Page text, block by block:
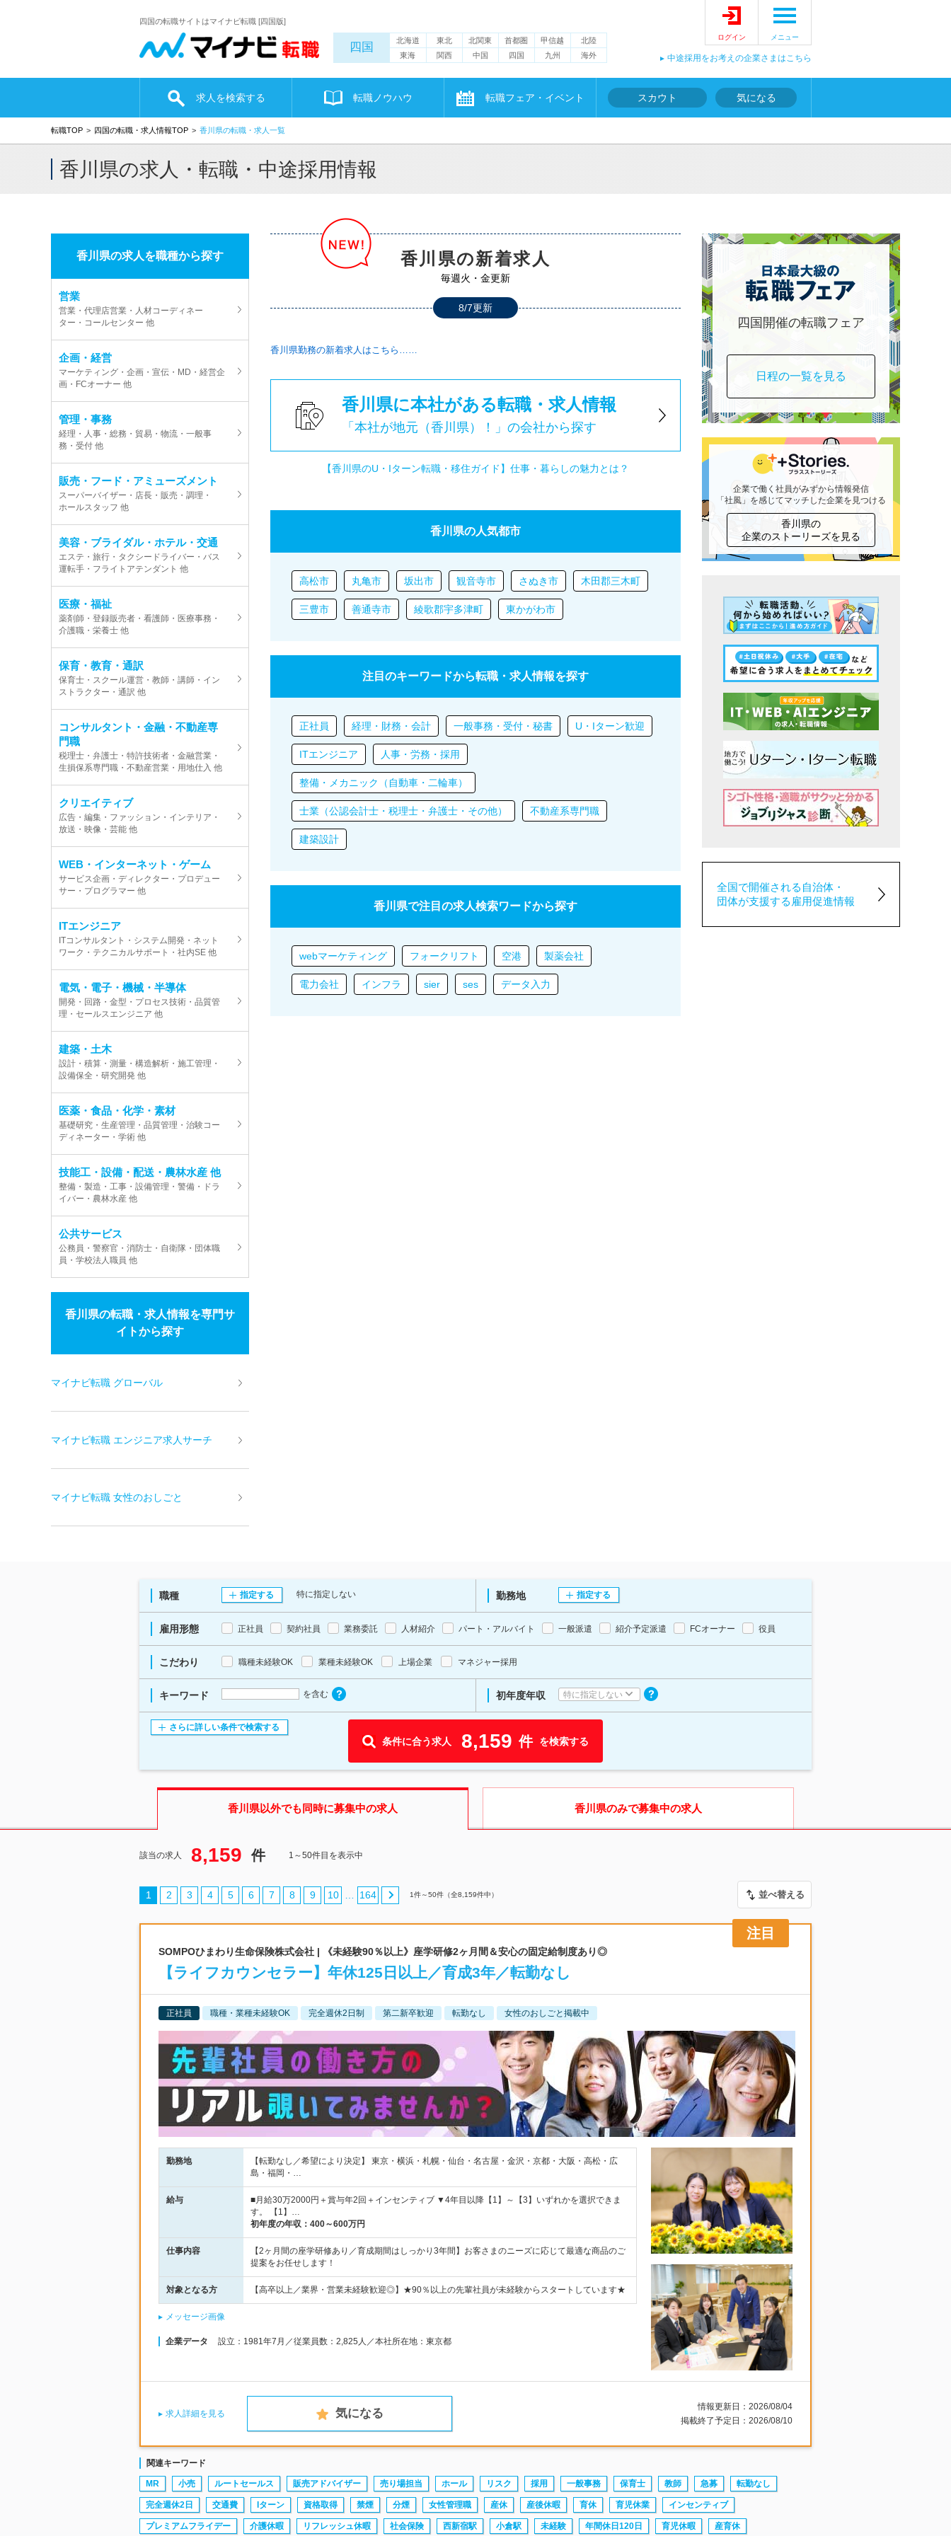
四国の転職サイトはマイナビ転職 [四国版]
四国 北海道 東北 北関東 首都圏 甲信越
北陸
東海
関西 中国 四国 九州 海外
ログイン メニュー
中途採用をお考えの企業さまはこちら
求人を検索する 転職ノウハウ 転職フェア・イベント スカウト 気になる
転職TOP 四国の転職・求人情報TOP 香川県の転職・求人一覧
香川県の求人・転職・中途採用情報
香川県の求人を職種から探す
営業
営業・代理店営業・人材コーディネー
ター・コールセンター 他
企画・経営
マーケティング・企画・宣伝・MD・経営企
画・FCオーナー 他
管理・事務
経理・人事・総務・貿易・物流・一般事
務・受付 他
販売・フード・アミューズメント
スーパーバイザー・店長・販売・調理・
ホールスタッフ 他
美容・ブライダル・ホテル・交通
エステ・旅行・タクシードライバー・バス
運転手・フライトアテンダント 他
医療・福祉
薬剤師・登録販売者・看護師・医療事務・
介護職・栄養士 他
保育・教育・通訳
保育士・スクール運営・教師・講師・イン
ストラクター・通訳 他
コンサルタント・金融・不動産専
門職
税理士・弁護士・特許技術者・金融営業・
生損保系専門職・不動産営業・用地仕入 他
クリエイティブ
広告・編集・ファッション・インテリア・
放送・映像・芸能 他
WEB・インターネット・ゲーム
サービス企画・ディレクター・プロデュー
サー・プログラマー 他
ITエンジニア
ITコンサルタント・システム開発・ネット
ワーク・テクニカルサポート・社内SE 他
電気・電子・機械・半導体
開発・回路・金型・プロセス技術・品質管
理・セールスエンジニア 他
建築・土木
設計・積算・測量・構造解析・施工管理・
設備保全・研究開発 他
医薬・食品・化学・素材
基礎研究・生産管理・品質管理・治験コー
ディネーター・学術 他
技能工・設備・配送・農林水産 他
整備・製造・工事・設備管理・警備・ドラ
イバー・農林水産 他
公共サービス
公務員・警察官・消防士・自衛隊・団体職
員・学校法人職員 他
香川県の転職・求人情報を専門サ
イトから探す
マイナビ転職 グローバル
マイナビ転職 エンジニア求人サーチ
マイナビ転職 女性のおしごと
香川県の新着求人
毎週火・金更新
8/7更新
香川県勤務の新着求人はこちら……
香川県に本社がある転職・求人情報
「本社が地元（香川県）！」の会社から探す
【香川県のU・Iターン転職・移住ガイド】仕事・暮らしの魅力とは？
香川県の人気都市
高松市 丸亀市 坂出市 観音寺市 さぬき市 木田郡三木町
三豊市 善通寺市 綾歌郡宇多津町 東かがわ市
注目のキーワードから転職・求人情報を探す
正社員 経理・財務・会計 一般事務・受付・秘書 U・Iターン歓迎
ITエンジニア 人事・労務・採用
整備・メカニック（自動車・二輪車）
士業（公認会計士・税理士・弁護士・その他） 不動産系専門職
建築設計
香川県で注目の求人検索ワードから探す
webマーケティング フォークリフト 空港 製薬会社
電力会社 インフラ sier ses データ入力
四国開催の転職フェア
日程の一覧を見る
企業で働く社員がみずから情報発信
「社風」を感じてマッチした企業を見つける
香川県の
企業のストーリーズを見る
全国で開催される自治体・
団体が支援する雇用促進情報
職種 指定する 特に指定しない 勤務地 指定する
雇用形態 正社員 契約社員 業務委託 人材紹介 パート・アルバイト 一般派遣 紹介予定派遣 FCオーナー 役員
こだわり 職種未経験OK 業種未経験OK 上場企業 マネジャー採用
キーワード を含む 初年度年収 特に指定しない
さらに詳しい条件で検索する
条件に合う求人 8,159 件 を検索する
香川県以外でも同時に募集中の求人 香川県のみで募集中の求人
該当の求人 8,159 件 1～50件目を表示中
1 2 3 4 5 6 7 8 9 10 … 164 1件～50件（全8,159件中） 並べ替える
SOMPOひまわり生命保険株式会社 | 《未経験90％以上》座学研修2ヶ月間＆安心の固定給制度あり◎
【ライフカウンセラー】年休125日以上／育成3年／転勤なし
正社員 職種・業種未経験OK 完全週休2日制 第二新卒歓迎 転勤なし 女性のおしごと掲載中
勤務地
【転勤なし／希望により決定】 東京・横浜・札幌・仙台・名古屋・金沢・京都・大阪・高松・広
島・福岡・…
給与
■月給30万2000円＋賞与年2回＋インセンティブ ▼4年目以降【1】～【3】いずれかを選択できま
す。 【1】…
初年度の年収： 400～600万円
仕事内容
【2ヶ月間の座学研修あり／育成期間はしっかり3年間】お客さまのニーズに応じて最適な商品のご
提案をお任せします！
対象となる方 【高卒以上／業界・営業未経験歓迎◎】★90％以上の先輩社員が未経験からスタートしています★
メッセージ画像
企業データ 設立：1981年7月／従業員数：2,825人／本社所在地：東京都
求人詳細を見る 気になる
情報更新日：2026/08/04
掲載終了予定日：2026/08/10
関連キーワード
MR 小売 ルートセールス 販売アドバイザー 売り場担当 ホール リスク 採用 一般事務 保育士 教師 急募 転勤なし
完全週休2日 交通費 Iターン 資格取得 禁煙 分煙 女性管理職 産休 産後休暇 育休 育児休業 インセンティブ
プレミアムフライデー 介護休暇 リフレッシュ休暇 社会保険 西新宿駅 小倉駅 未経験 年間休日120日 育児休暇 産育休